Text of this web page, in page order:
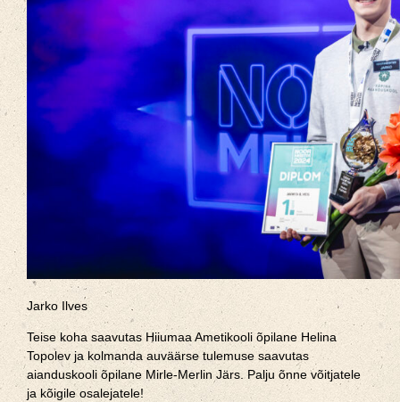
Jarko Ilves
Teise koha saavutas Hiiumaa Ametikooli õpilane Helina
Topolev ja kolmanda auväärse tulemuse saavutas
aianduskooli õpilane Mirle-Merlin Järs. Palju õnne võitjatele
ja kõigile osalejatele!